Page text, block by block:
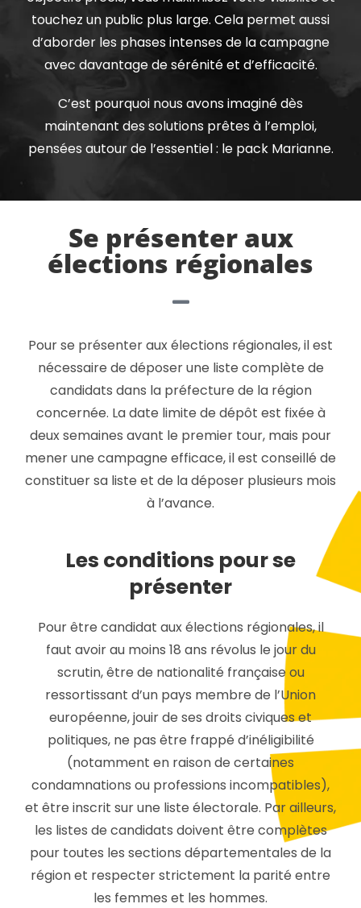
touchez un public plus large. Cela permet aussi
d’aborder les phases intenses de la campagne
avec davantage de sérénité et d’efficacité.
C’est pourquoi nous avons imaginé dès
maintenant des solutions prêtes à l’emploi,
pensées autour de l’essentiel : le pack Marianne.
Se présenter aux
élections régionales
Pour se présenter aux élections régionales, il est
nécessaire de déposer une liste complète de
candidats dans la préfecture de la région
concernée. La date limite de dépôt est fixée à
deux semaines avant le premier tour, mais pour
mener une campagne efficace, il est conseillé de
constituer sa liste et de la déposer plusieurs mois
à l’avance.
Les conditions pour se
présenter
Pour être candidat aux élections régionales, il
faut avoir au moins 18 ans révolus le jour du
scrutin, être de nationalité française ou
ressortissant d’un pays membre de l’Union
européenne, jouir de ses droits civiques et
politiques, ne pas être frappé d’inéligibilité
(notamment en raison de certaines
condamnations ou professions incompatibles),
et être inscrit sur une liste électorale. Par ailleurs,
les listes de candidats doivent être complètes
pour toutes les sections départementales de la
région et respecter strictement la parité entre
les femmes et les hommes.